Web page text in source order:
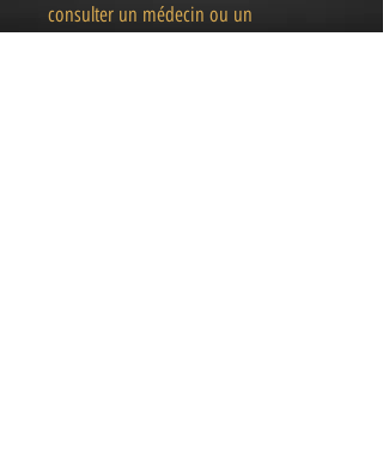
consulter un médecin ou un